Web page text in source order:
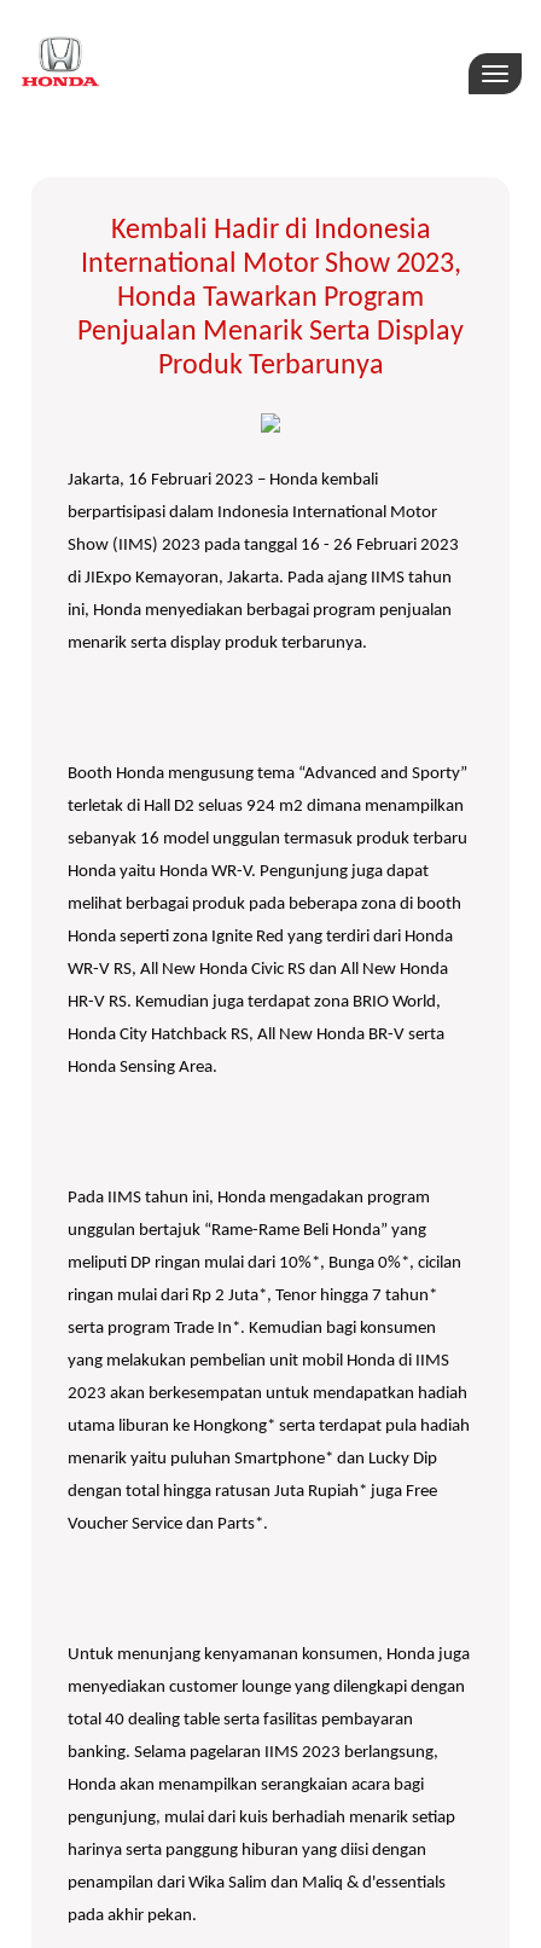
Toggle
Kembali Hadir di Indonesia
International Motor Show 2023,
Honda Tawarkan Program
Penjualan Menarik Serta Display
Produk Terbarunya
Jakarta, 16 Februari 2023 – Honda kembali
berpartisipasi dalam Indonesia International Motor
Show (IIMS) 2023 pada tanggal 16 - 26 Februari 2023
di JIExpo Kemayoran, Jakarta. Pada ajang IIMS tahun
ini, Honda menyediakan berbagai program penjualan
menarik serta display produk terbarunya.
Booth Honda mengusung tema “Advanced and Sporty”
terletak di Hall D2 seluas 924 m2 dimana menampilkan
sebanyak 16 model unggulan termasuk produk terbaru
Honda yaitu Honda WR-V. Pengunjung juga dapat
melihat berbagai produk pada beberapa zona di booth
Honda seperti zona Ignite Red yang terdiri dari Honda
WR-V RS, All New Honda Civic RS dan All New Honda
HR-V RS. Kemudian juga terdapat zona BRIO World,
Honda City Hatchback RS, All New Honda BR-V serta
Honda Sensing Area.
Pada IIMS tahun ini, Honda mengadakan program
unggulan bertajuk “Rame-Rame Beli Honda” yang
meliputi DP ringan mulai dari 10%*, Bunga 0%*, cicilan
ringan mulai dari Rp 2 Juta*, Tenor hingga 7 tahun*
serta program Trade In*. Kemudian bagi konsumen
yang melakukan pembelian unit mobil Honda di IIMS
2023 akan berkesempatan untuk mendapatkan hadiah
utama liburan ke Hongkong* serta terdapat pula hadiah
menarik yaitu puluhan Smartphone* dan Lucky Dip
dengan total hingga ratusan Juta Rupiah* juga Free
Voucher Service dan Parts*.
Untuk menunjang kenyamanan konsumen, Honda juga
menyediakan customer lounge yang dilengkapi dengan
total 40 dealing table serta fasilitas pembayaran
banking. Selama pagelaran IIMS 2023 berlangsung,
Honda akan menampilkan serangkaian acara bagi
pengunjung, mulai dari kuis berhadiah menarik setiap
harinya serta panggung hiburan yang diisi dengan
penampilan dari Wika Salim dan Maliq & d'essentials
pada akhir pekan.